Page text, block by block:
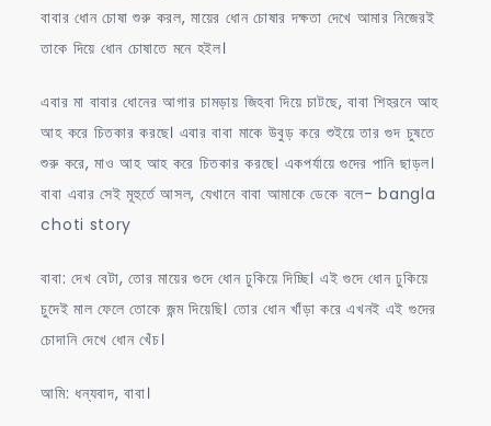
বাবার ধোন চোষা শুরু করল, মায়ের ধোন চোষার দক্ষতা দেখে আমার নিজেরই
তাকে দিয়ে ধোন চোষাতে মনে হইল।
এবার মা বাবার ধোনের আগার চামড়ায় জিহবা দিয়ে চাটছে, বাবা শিহরনে আহ
আহ করে চিতকার করছে। এবার বাবা মাকে উবুড় করে শুইয়ে তার গুদ চুষতে
শুরু করে, মাও আহ আহ করে চিতকার করছে। একপর্যায়ে গুদের পানি ছাড়ল।
বাবা এবার সেই মূহুর্তে আসল, যেখানে বাবা আমাকে ডেকে বলে- bangla
choti story
বাবা: দেখ বেটা, তোর মায়ের গুদে ধোন ঢুকিয়ে দিচ্ছি। এই গুদে ধোন ঢুকিয়ে
চুদেই মাল ফেলে তোকে জন্ম দিয়েছি। তোর ধোন খাঁড়া করে এখনই এই গুদের
চোদানি দেখে ধোন খেঁচ।
আমি: ধন্যবাদ, বাবা।